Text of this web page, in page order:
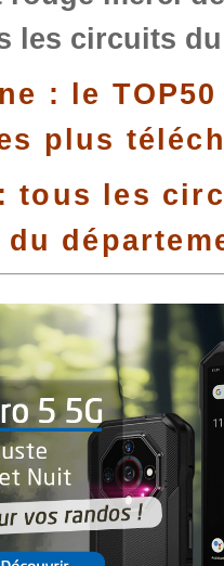
les circuits du
: le
plus
tous les
du